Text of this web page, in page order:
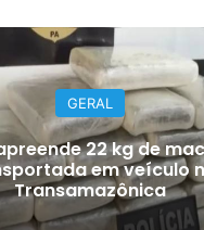
GERAL
22 kg de
em veículo
Transamazônica